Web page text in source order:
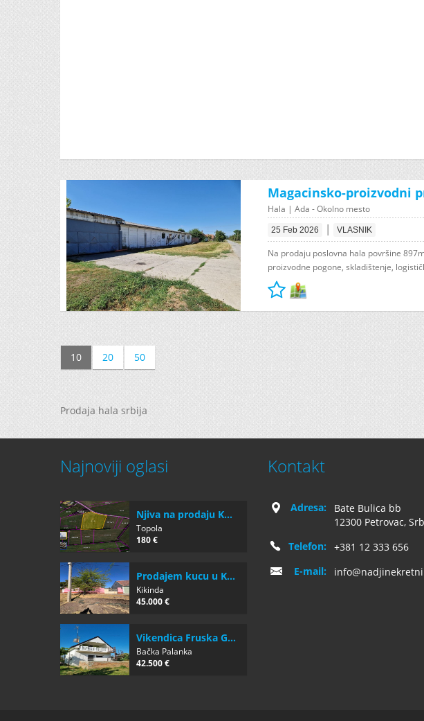
Magacinsko-proizvodni
Hala | Ada - Okolno mesto
25 Feb 2026 | VLASNIK
Na prodaju poslovna hala površine
proizvodne pogone, skladištenje,
10 20 50
Prodaja hala srbija
Najnoviji oglasi
Njiva na prodaju K...
Topola
180 €
Prodajem kucu u K...
Kikinda
45.000 €
Vikendica Fruska G...
Bačka Palanka
42.500 €
Kontakt
Adresa:
Bate Bulica bb
12300 Petrovac,
Telefon:
+381 12 333 656
E-mail: